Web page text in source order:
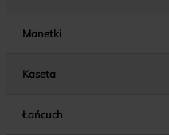
Manetki
Kaseta
Łańcuch